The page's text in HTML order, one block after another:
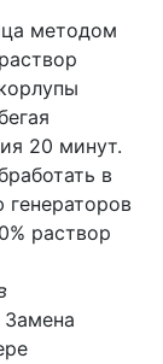
методом
20 минут.
в
раствор